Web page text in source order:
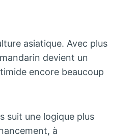
asiatique. Avec plus
devient un
encore beaucoup
suit une logique plus
à